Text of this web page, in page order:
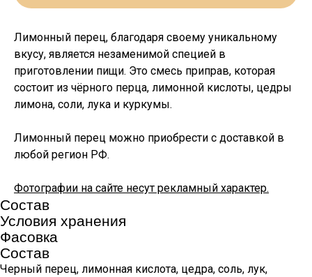
Лимонный перец, благодаря своему уникальному
вкусу, является незаменимой специей в
приготовлении пищи. Это смесь приправ, которая
состоит из чёрного перца, лимонной кислоты, цедры
лимона, соли, лука и куркумы.
Лимонный перец можно приобрести с доставкой в
любой регион РФ.
Фотографии на сайте несут рекламный характер.
Состав
Условия хранения
Фасовка
Состав
Черный перец, лимонная кислота, цедра, соль, лук,